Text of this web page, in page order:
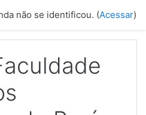
não se identificou. (Acessar)